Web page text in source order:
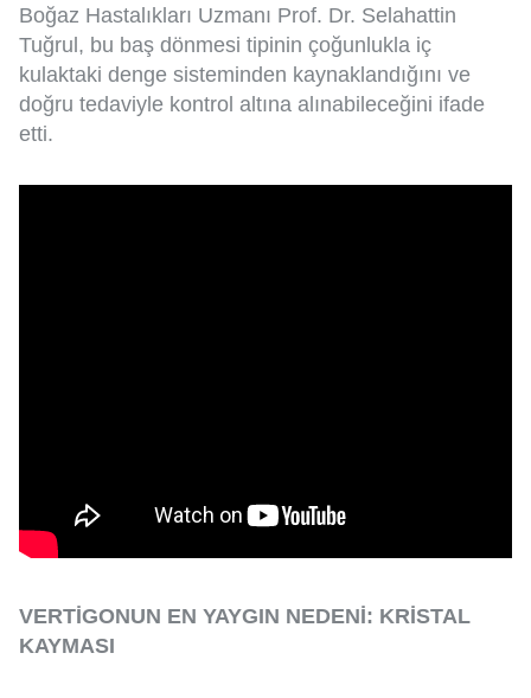
Boğaz Hastalıkları Uzmanı Prof. Dr. Selahattin
Tuğrul, bu baş dönmesi tipinin çoğunlukla iç
kulaktaki denge sisteminden kaynaklandığını ve
doğru tedaviyle kontrol altına alınabileceğini ifade
etti.
VERTİGONUN EN YAYGIN NEDENİ: KRİSTAL
KAYMASI